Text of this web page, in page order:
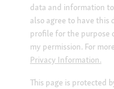
data and information
also agree to have this
profile for the purpose
my permission. For
Privacy Information.
This page is protected